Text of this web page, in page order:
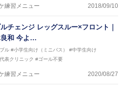
練習メニュー 2018/09/10
チェンジ レッグスルー×フロント｜
和 今よ…
ル #小学生向け（ミニバス）
#中学生向け
表クリニック #ゴール不要
練習メニュー 2020/08/27